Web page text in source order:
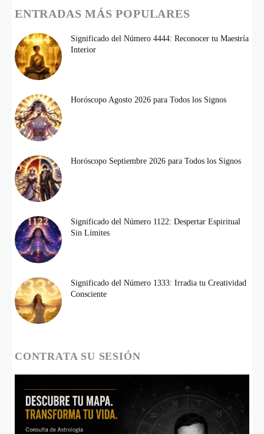
ENTRADAS MÁS POPULARES
Significado del Número 4444: Reconocer tu Maestría
Interior
Horóscopo Agosto 2026 para Todos los Signos
Horóscopo Septiembre 2026 para Todos los Signos
Significado del Número 1122: Despertar Espiritual
Sin Límites
Significado del Número 1333: Irradia tu Creatividad
Consciente
CONTRATA SU SESIÓN